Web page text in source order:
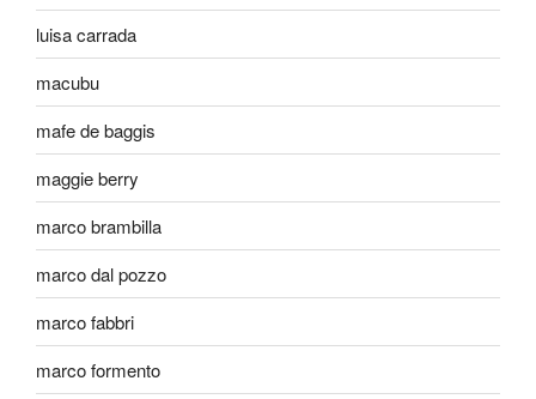
luisa carrada
macubu
mafe de baggis
maggie berry
marco brambilla
marco dal pozzo
marco fabbri
marco formento